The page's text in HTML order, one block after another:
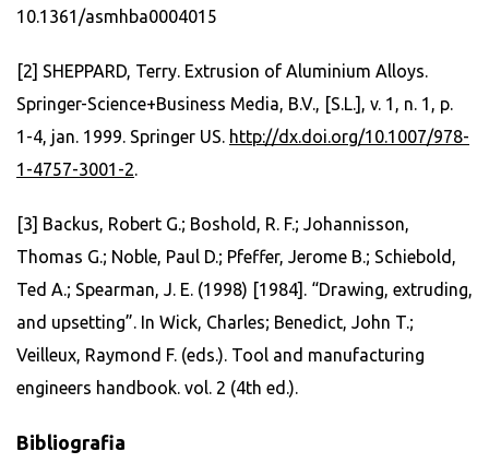
10.1361/asmhba0004015
[2] SHEPPARD, Terry. Extrusion of Aluminium Alloys.
Springer-Science+Business Media, B.V., [S.L.], v. 1, n. 1, p.
1-4, jan. 1999. Springer US. http://dx.doi.org/10.1007/978-
1-4757-3001-2.
[3] Backus, Robert G.; Boshold, R. F.; Johannisson,
Thomas G.; Noble, Paul D.; Pfeffer, Jerome B.; Schiebold,
Ted A.; Spearman, J. E. (1998) [1984]. “Drawing, extruding,
and upsetting”. In Wick, Charles; Benedict, John T.;
Veilleux, Raymond F. (eds.). Tool and manufacturing
engineers handbook. vol. 2 (4th ed.).
Bibliografia